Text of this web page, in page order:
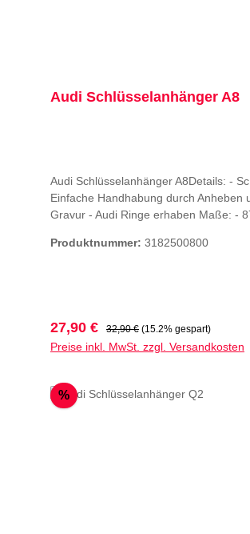
Audi Schlüsselanhänger A8
Audi Schlüsselanhänger A8Details: -
Einfache Handhabung durch
Gravur - Audi Ringe erhaben Maße: -
Produktnummer: 3182500800
Verkaufspreis:
27,90 € Regulärer Preis:
32,90 € (15.2% gespart)
Preise inkl. MwSt. zzgl. Versandkosten
%Rabatt